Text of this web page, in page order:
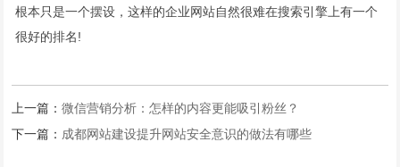
根本只是一个摆设，这样的企业网站自然很难在搜索引擎上有一个
很好的排名!
上一篇：微信营销分析：怎样的内容更能吸引粉丝？
下一篇： 成都网站建设提升网站安全意识的做法有哪些